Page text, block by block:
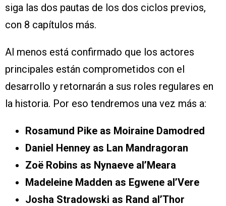
siga las dos pautas de los dos ciclos previos,
con 8 capítulos más.
Al menos está confirmado que los actores
principales están comprometidos con el
desarrollo y retornarán a sus roles regulares en
la historia. Por eso tendremos una vez más a:
Rosamund Pike as Moiraine Damodred
Daniel Henney as Lan Mandragoran
Zoë Robins as Nynaeve al’Meara
Madeleine Madden as Egwene al’Vere
Josha Stradowski as Rand al’Thor